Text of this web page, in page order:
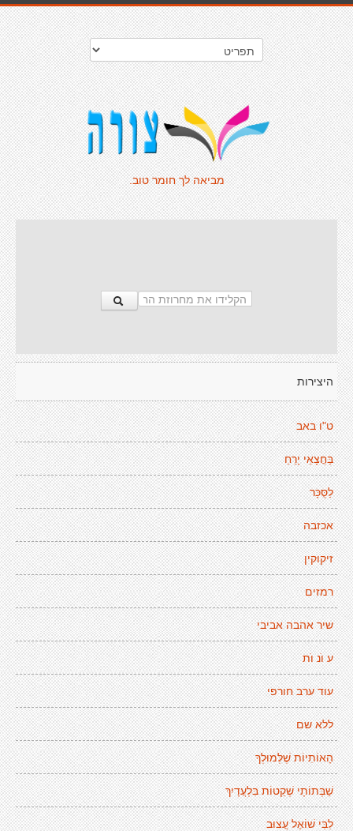
מביאה לך חומר טוב.
היצירות
ט"ו באב
בַּחֲצָאֵי יָרֵחַ
לַסֻּכָּר
אכזבה
זיקוקין
רמזים
שיר אהבה אביבי
ע וׁנ וׁת
עוד ערב חורפי
ללא שם
הָאוֹתִיוֹת שֶׁלְּמוּלְךָ
שַׁבְּתוֹתָי שְׁקֵטוֹת בִּלְעֲדָיִךְ
לִבִּי שׁוֹאֶל עֲצוּב